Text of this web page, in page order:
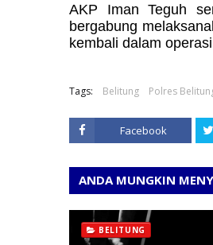
AKP Iman Teguh
bergabung
kembali dalam
Tags: Belitung Polres
Facebook
ANDA MUNGKIN
BELITUNG